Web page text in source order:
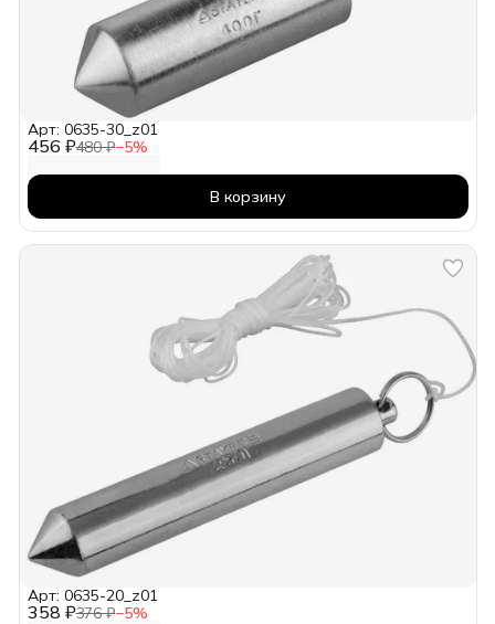
456 ₽480 ₽−5%
Арт: 0635-30_z01
В корзину
358 ₽376 ₽−5%
Арт: 0635-20_z01